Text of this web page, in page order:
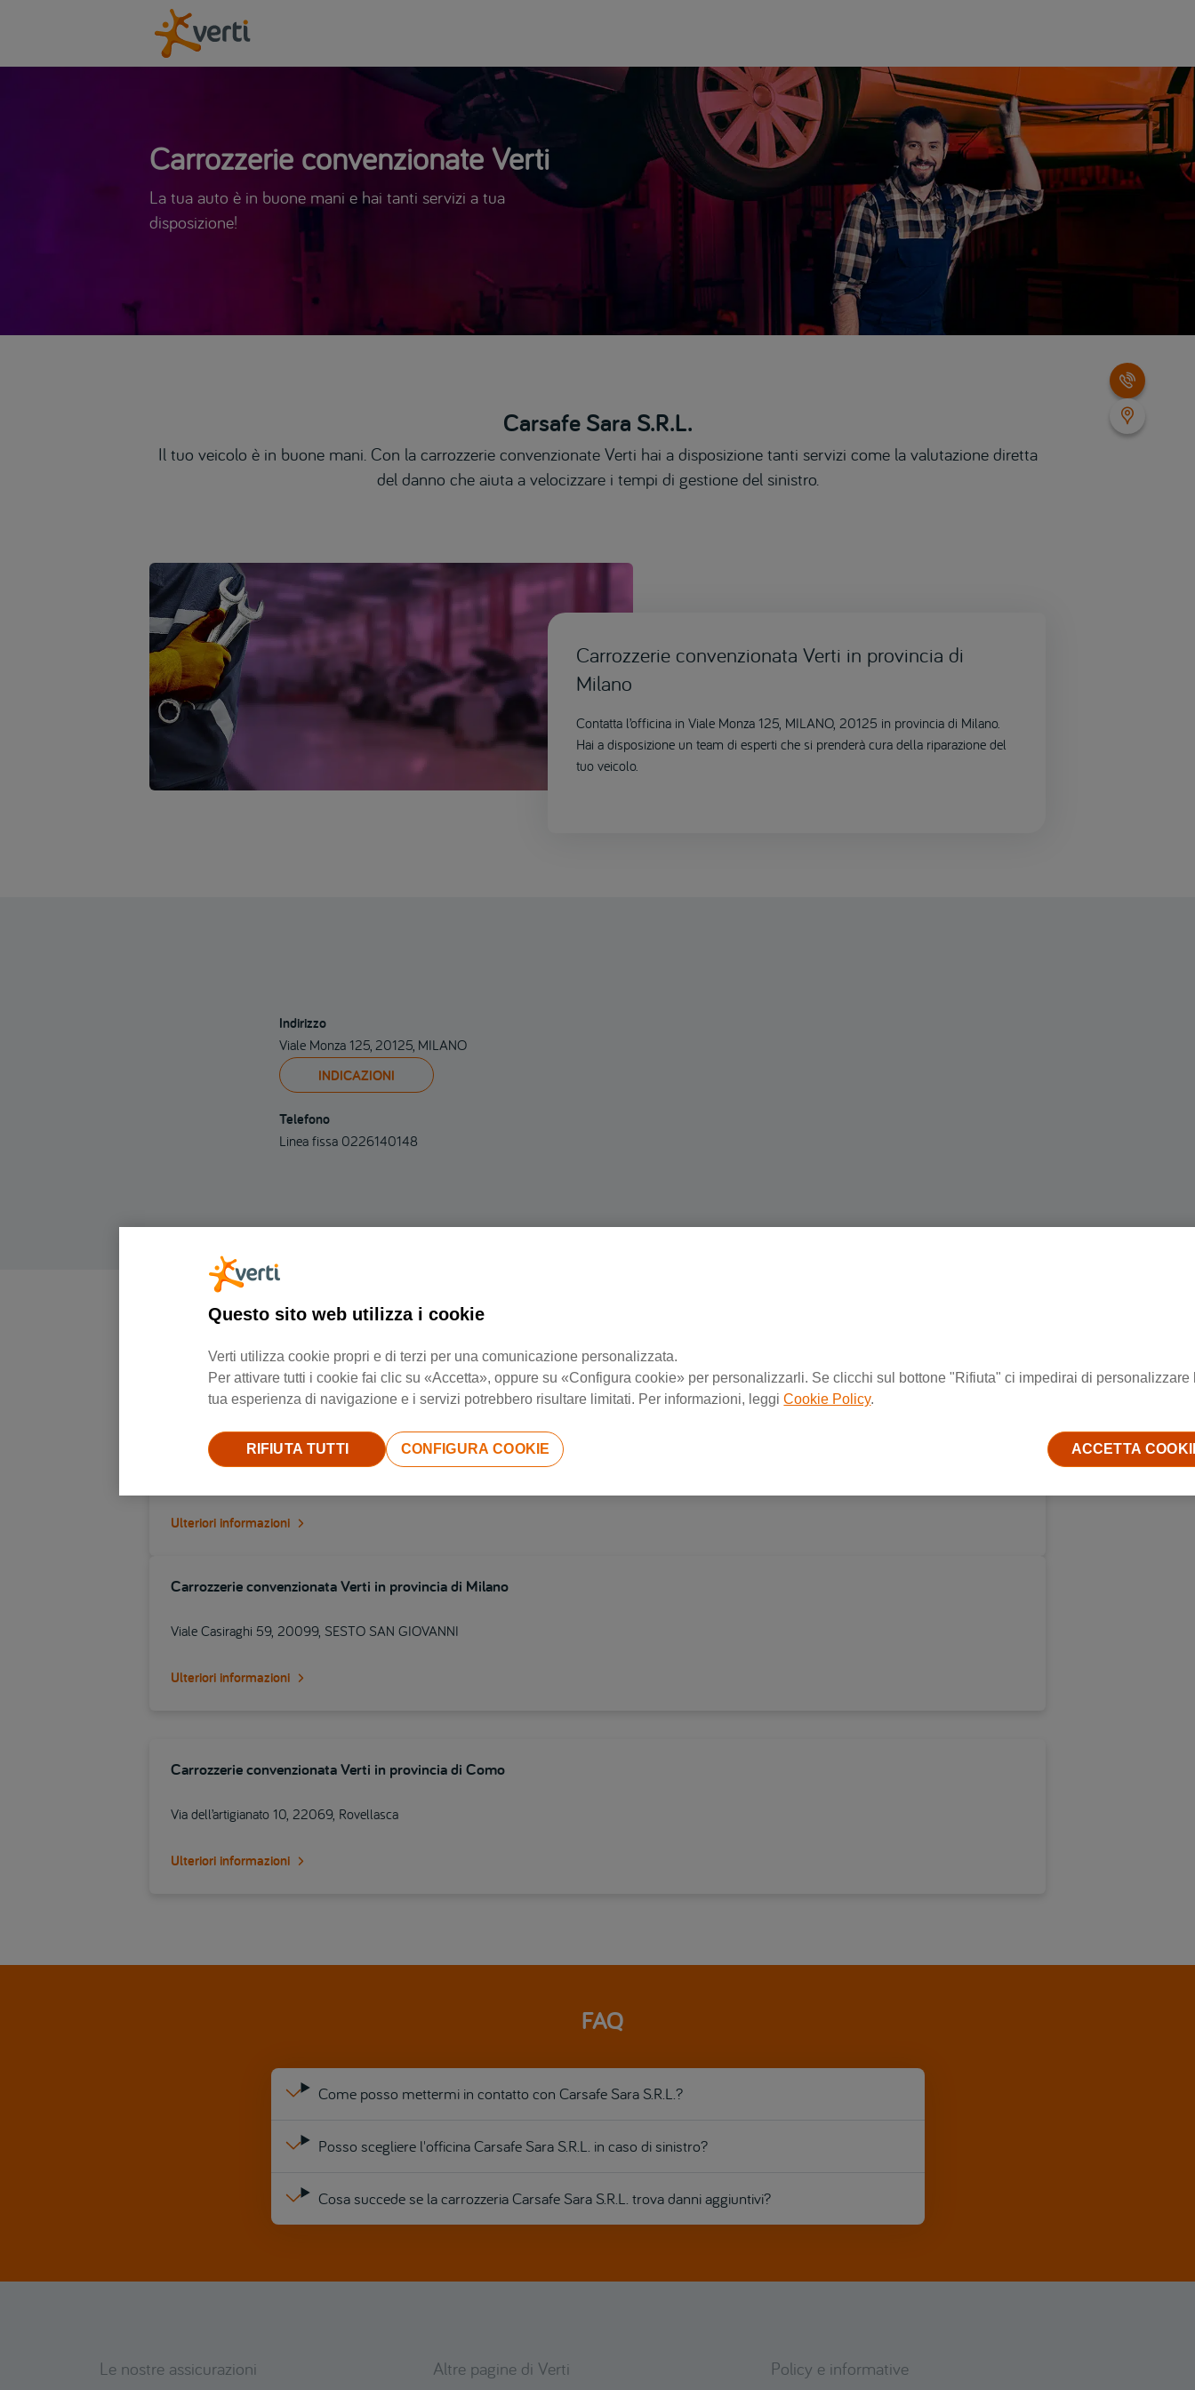
Carrozzerie convenzionate Verti
La tua auto è in buone mani e hai tanti servizi a tua
disposizione!
Carsafe Sara S.R.L.
Il tuo veicolo è in buone mani. Con la carrozzerie convenzionate Verti hai a disposizione tanti servizi come la valutazione diretta
del danno che aiuta a velocizzare i tempi di gestione del sinistro.
Carrozzerie convenzionata Verti in provincia di
Milano
Contatta l’officina in Viale Monza 125, MILANO, 20125 in provincia di Milano.
Hai a disposizione un team di esperti che si prenderà cura della riparazione del
tuo veicolo.
Indirizzo
Viale Monza 125, 20125, MILANO
INDICAZIONI
Telefono
Linea fissa 0226140148
Negozi di riparazione più vicini
Carrozzerie convenzionata Verti in provincia di Brescia
Ulteriori informazioni
Carrozzerie convenzionata Verti in provincia di Milano
Viale Casiraghi 59, 20099, SESTO SAN GIOVANNI
Ulteriori informazioni
Carrozzerie convenzionata Verti in provincia di Como
Via dell’artigianato 10, 22069, Rovellasca
Ulteriori informazioni
FAQ
Come posso mettermi in contatto con Carsafe Sara S.R.L.?
Posso scegliere l'officina Carsafe Sara S.R.L. in caso di sinistro?
Cosa succede se la carrozzeria Carsafe Sara S.R.L. trova danni aggiuntivi?
Le nostre assicurazioni Altre pagine di Verti Policy e informative
Questo sito web utilizza i cookie
Verti utilizza cookie propri e di terzi per una comunicazione personalizzata.
Per attivare tutti i cookie fai clic su «Accetta», oppure su «Configura cookie» per personalizzarli. Se clicchi sul bottone "Rifiuta" ci impedirai di personalizzare
tua esperienza di navigazione e i servizi potrebbero risultare limitati. Per informazioni, leggiCookie Policy.
CONFIGURA COOKIE
RIFIUTA TUTTI ACCETTA